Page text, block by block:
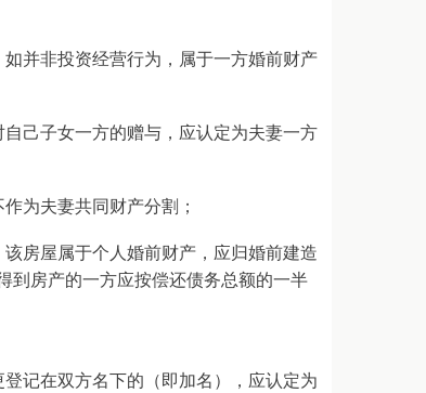
并非投资经营行为，属于一方婚前财产
己子女一方的赠与，应认定为夫妻一方
为夫妻共同财产分割；
房屋属于个人婚前财产，应归婚前建造
到房产的一方应按偿还债务总额的一半
记在双方名下的（即加名），应认定为